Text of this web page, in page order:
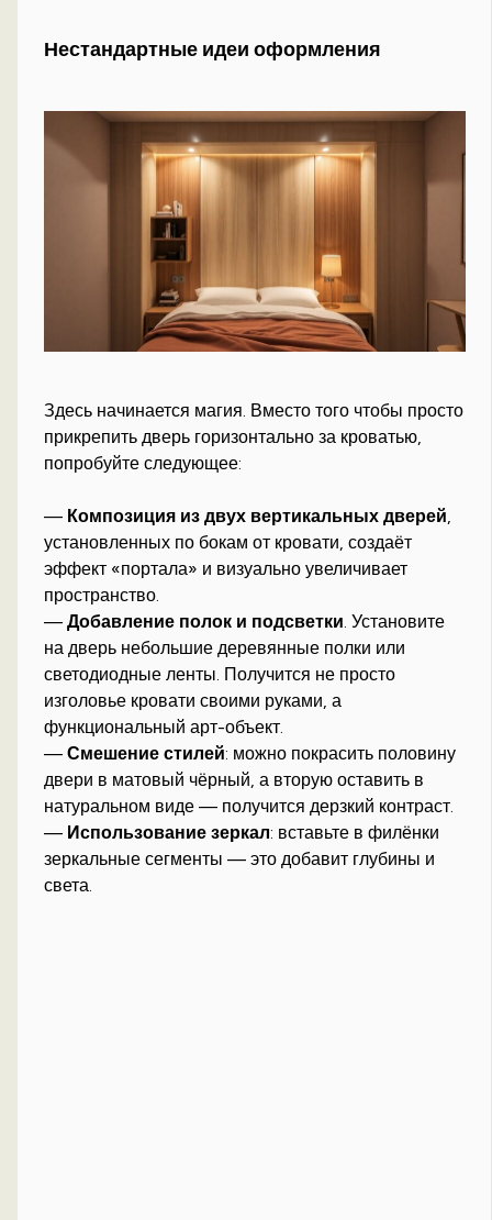
Нестандартные идеи оформления
Здесь начинается магия. Вместо того чтобы просто
прикрепить дверь горизонтально за кроватью,
попробуйте следующее:
— Композиция из двух вертикальных дверей
установленных по бокам от кровати, создаёт
эффект «портала» и визуально увеличивает
пространство.
—Добавление полок и подсветки . Установите
на дверь небольшие деревянные полки или
светодиодные ленты. Получится не просто
изголовье кровати своими руками, а
функциональный арт-объект.
—Смешение стилей: можно покрасить половину
двери в матовый чёрный, а вторую оставить в
натуральном виде — получится дерзкий контраст.
— Использование зеркал: вставьте в филёнки
зеркальные сегменты — это добавит глубины и
света.